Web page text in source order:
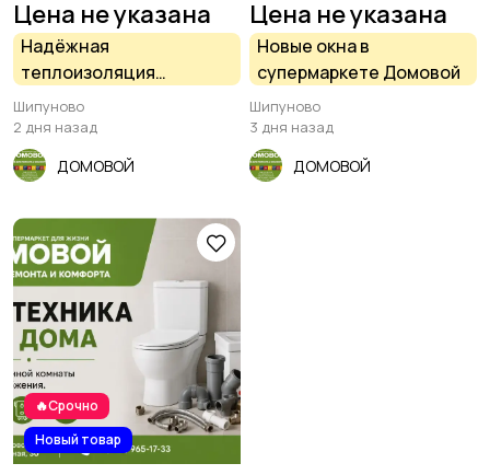
Цена не указана
Надёжная
теплоизоляция
супермаркете Домовой,
Шипуново
Шипуново
2 дня назад
ДОМОВОЙ
Цена не указана
Новые окна в
супермаркете Домовой
Шипуново
3 дня назад
ДОМОВОЙ
🔥Срочно
Новый товар